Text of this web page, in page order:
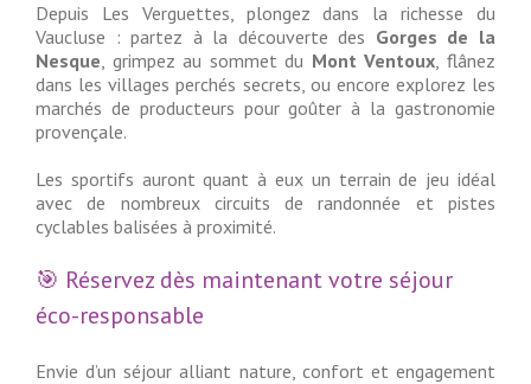
Depuis Les Verguettes, plongez dans la richesse du
Vaucluse : partez à la découverte des Gorges de la
Nesque, grimpez au sommet du Mont Ventoux, flânez
dans les villages perchés secrets, ou encore explorez les
marchés de producteurs pour goûter à la gastronomie
provençale.
Les sportifs auront quant à eux un terrain de jeu idéal
avec de nombreux circuits de randonnée et pistes
cyclables balisées à proximité.
🎯 Réservez dès maintenant votre séjour
éco-responsable
Envie d’un séjour alliant nature, confort et engagement